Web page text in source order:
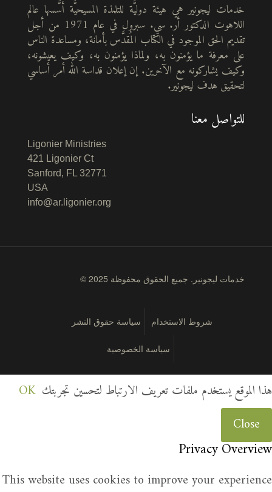
خدمات ليجونير هي هيئة دوليَّة للتلمذة المسيحيَّة أسَّسها عالم
اللاهوت الدكتور أر. سي. سبرول في عام 1971 من أجل
تقديم الحق الموجود في الكتاب المُقدَّس بأمانة، ومساعدة الناس
على معرفة ما يؤمنون به، ولماذا يؤمنون به، وكيف يعيشونه،
وكيف يشاركونه مع الآخرين. إن إعلان قداسة الله أمر أساسي
لتحقيق هدف ليجونير.
للتواصل معنا
Ligonier Ministries
421 Ligonier Ct
Sanford, FL 32771
USA
info@ar.ligonier.org
© 2025 خدمات ليجونير. جميع الحقوق محفوظة
شروط الاستخدام سياسة حقوق النشر
سياسة الخصوصية
هذا الموقع يستخدم ملفات تعريف الارتباط لتحسين تجربتك OK
Close
Privacy Overview
This website uses cookies to improve your experience